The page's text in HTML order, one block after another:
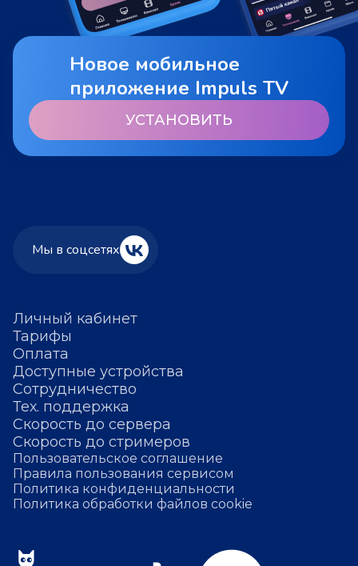
Новое мобильное
приложение Impuls TV
УСТАНОВИТЬ
Личный кабинет
Тарифы
Оплата
Доступные устройства
Сотрудничество
Тех. поддержка
Скорость до сервера
Скорость до стримеров
Пользовательское соглашение
Правила пользования сервисом
Политика конфиденциальности
Политика обработки файлов cookie
Мы в соцсетях